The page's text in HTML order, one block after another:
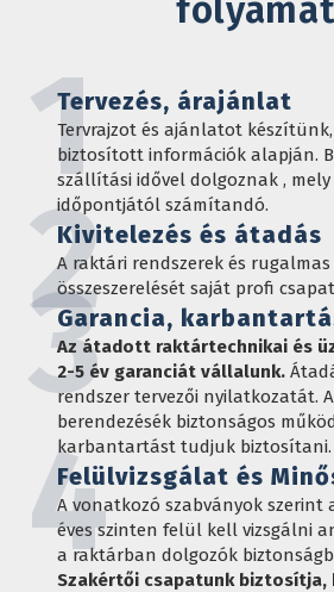
1
Tervezés, árajánlat
Tervrajzot és ajánlatot
biztosított információk alapján.
szállítási idővel dolgoznak , mely
időpontjától számítandó.
2
Kivitelezés és átadás
A raktári rendszerek és
összeszerelését saját profi
3
Garancia,
Az átadott raktártechnikai és
2-5 év garanciát vállalunk.
rendszer tervezői nyilatkozatát.
berendezésék biztonságos
karbantartást tudjuk biztosítani.
4
Felülvizsgálat és
A vonatkozó szabványok szerint
éves szinten felül kell vizsgálni
a raktárban dolgozók
Szakértői csapatunk biztosítja,